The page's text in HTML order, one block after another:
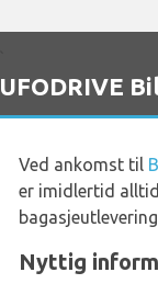
UFODRIVE
Ved ankomst til
er imidlertid
Nyttig